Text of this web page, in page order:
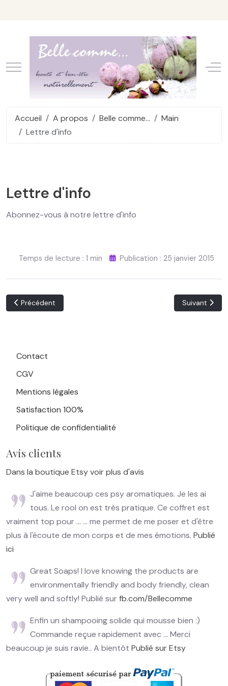
Mobile Menu Toggle
Accueil A propos Belle comme...
Main
Lettre d'info
Lettre d'info
Abonnez-vous à notre lettre d'info
Temps de lecture : 1 min Publication : 25 janvier 2015
Article précédent : Mentions légales
Précédent Article
Suivant
Contact
CGV
Mentions légales
Satisfaction 100%
Politique de confidentialité
Avis clients
Dans la boutique Etsy voir plus d'avis
J'aime beaucoup ces psy aromatiques. Je les ai
tous. Le rool on est très pratique. Ce coffret est
vraiment top pour ... ... me permet de me poser et d'être
plus à l'écoute de mon corps et de mes émotions. Publié
ici
Great Soaps! I love knowing the products are
environmentally friendly and body friendly, clean
very well and softly! Publié surfb.com/Bellecomme
Enfin un shampooing solide qui mousse bien :)
Commande reçue rapidement avec ... Merci
beaucoup je suis ravie.. A bientôt Publié sur Etsy